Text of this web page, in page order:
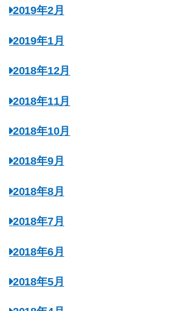
2019年2月
2019年1月
2018年12月
2018年11月
2018年10月
2018年9月
2018年8月
2018年7月
2018年6月
2018年5月